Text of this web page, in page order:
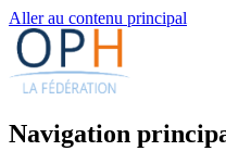
Aller au contenu principal
Navigation